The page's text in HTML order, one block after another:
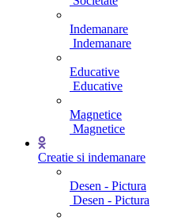
Indemanare
Indemanare
Educative
Educative
Magnetice
Magnetice
Creatie si indemanare
Desen - Pictura
Desen - Pictura